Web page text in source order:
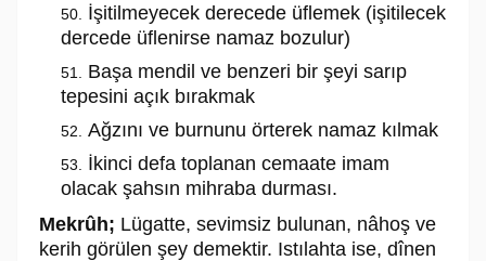
İşitilmeyecek derecede üflemek (işitilecek
dercede üflenirse namaz bozulur)
Başa mendil ve benzeri bir şeyi sarıp
tepesini açık bırakmak
Ağzını ve burnunu örterek namaz kılmak
İkinci defa toplanan cemaate imam
olacak şahsın mihraba durması.
Mekrûh; Lügatte, sevimsiz bulunan, nâhoş ve
kerih görülen şey demektir. Istılahta ise, dînen